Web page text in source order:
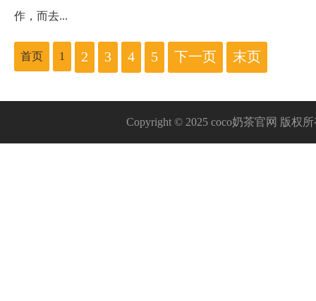
作，而去...
首页 1 2 3 4 5 下一页 末页
Copyright © 2025 coco奶茶官网 版权